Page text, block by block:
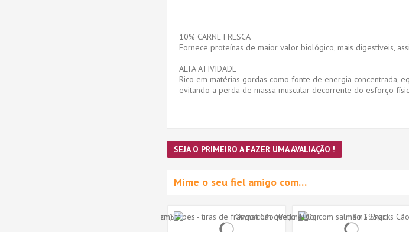
10% CARNE FRESCA
Fornece proteínas de maior valor biológico, mais digestíveis,
ALTA ATIVIDADE
Rico em matérias gordas como fonte de energia concentrada,
evitando a perda de massa muscular decorrente do esforço
SEJA O PRIMEIRO A FAZER UMA AVALIAÇÃO !
Mime o seu fiel amigo com…